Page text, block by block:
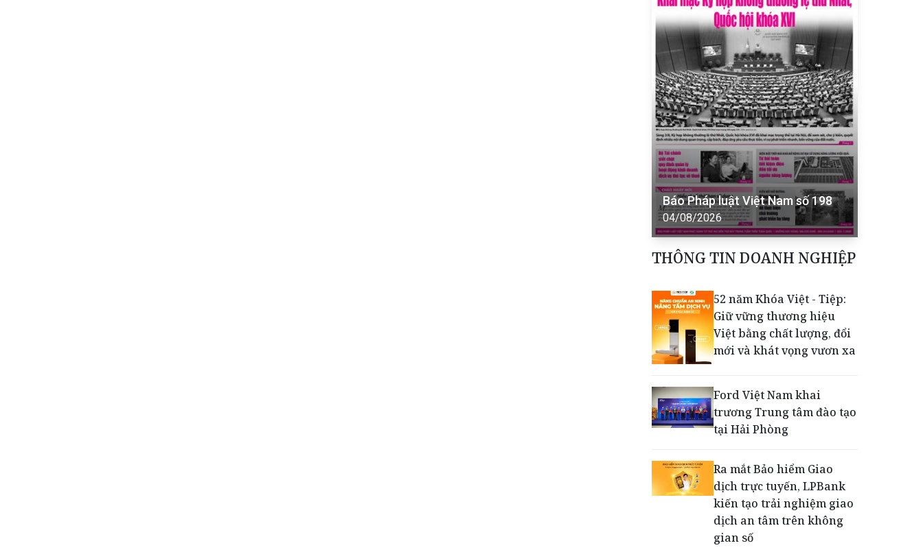
Báo Pháp luật Việt Nam số 198
04/08/2026
THÔNG TIN DOANH NGHIỆP
52 năm Khóa Việt - Tiệp:
Giữ vững thương hiệu
Việt bằng chất lượng, đổi
mới và khát vọng vươn xa
Ford Việt Nam khai
trương Trung tâm đào tạo
tại Hải Phòng
Ra mắt Bảo hiểm Giao
dịch trực tuyến, LPBank
kiến tạo trải nghiệm giao
dịch an tâm trên không
gian số